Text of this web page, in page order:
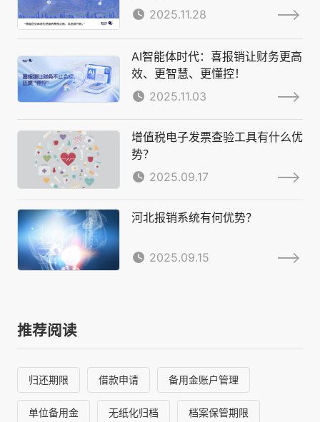
2025.11.28
AI智能体时代：喜报销让财务更高
效、更智慧、更懂控！
2025.11.03
增值税电子发票查验工具有什么优
势？
2025.09.17
河北报销系统有何优势？
2025.09.15
推荐阅读
归还期限 借款申请 备用金账户管理
单位备用金 无纸化归档 档案保管期限